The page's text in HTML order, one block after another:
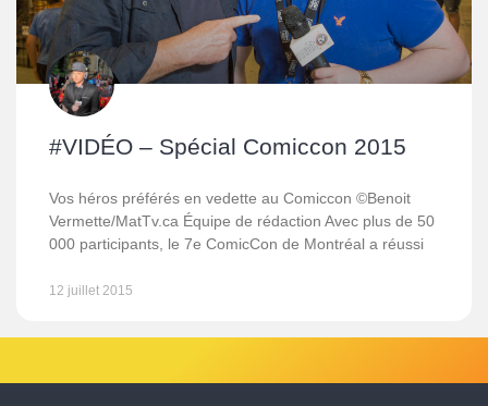
#VIDÉO – Spécial Comiccon 2015
Vos héros préférés en vedette au Comiccon ©Benoit
Vermette/MatTv.ca Équipe de rédaction Avec plus de 50
000 participants, le 7e ComicCon de Montréal a réussi
12 juillet 2015